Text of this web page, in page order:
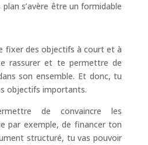
s’avère être un formidable
fixer des objectifs à court et à
rassurer et te permettre de
son ensemble. Et donc, tu
objectifs importants.
de convaincre les
par exemple, de financer ton
structuré, tu vas pouvoir